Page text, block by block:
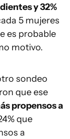
y 32%
5 mujeres
es probable
motivo.
sondeo
que ese
propensos a
que
a